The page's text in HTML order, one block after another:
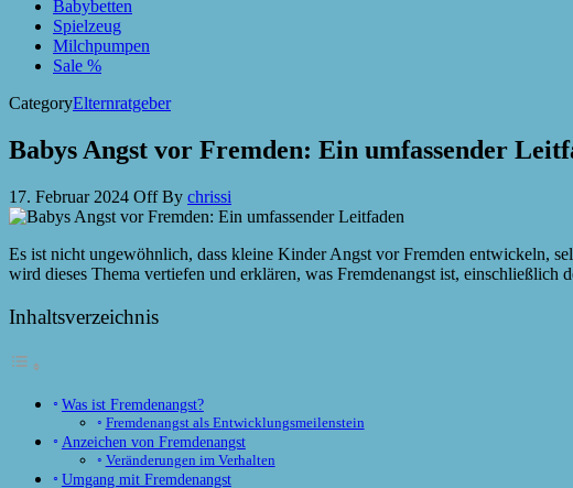
Babybetten
Spielzeug
Milchpumpen
Sale %
CategoryElternratgeber
Babys Angst vor Fremden: Ein umfassender
17. Februar 2024 OffBy chrissi
Es ist nicht ungewöhnlich, dass kleine Kinder Angst vor Fremden entwickeln,
wird dieses Thema vertiefen und erklären, was Fremdenangst ist,
Inhaltsverzeichnis
Was ist Fremdenangst?
Fremdenangst als Entwicklungsmeilenstein
Anzeichen von Fremdenangst
Veränderungen im Verhalten
Umgang mit Fremdenangst